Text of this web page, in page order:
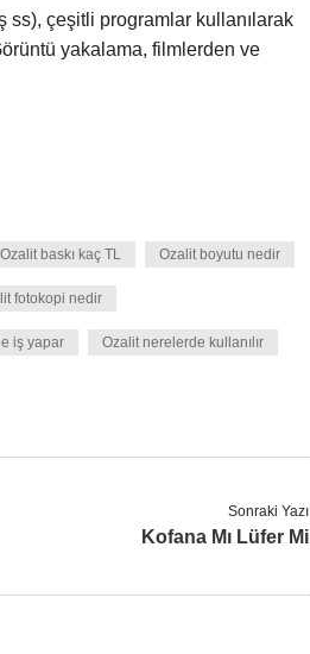
ss), çeşitli programlar kullanılarak
yakalama, filmlerden ve
Ozalit baskı kaç TL Ozalit boyutu nedir
fotokopi nedir
iş yapar Ozalit nerelerde kullanılır
Sonraki Yazı
Kofana Mı Lüfer Mi